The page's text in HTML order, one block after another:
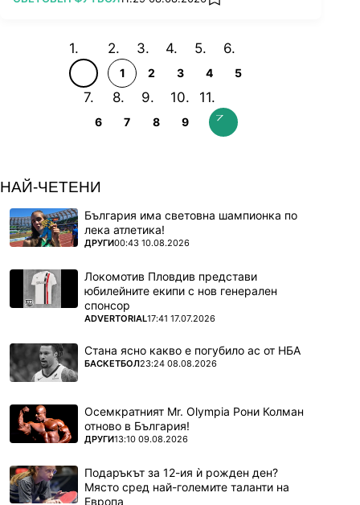
add favorites
1 2 3 4 5
6 7 8 9
НАЙ-ЧЕТЕНИ
България има световна шампионка по
лека атлетика!
ПОВЕЧЕ ОТ
ДРУГИ00:43 10.08.2026
Локомотив Пловдив представи
юбилейните екипи с нов генерален
спонсор
ПОВЕЧЕ ОТ
ADVERTORIAL17:41 17.07.2026
Стана ясно какво е погубило ас от НБА
ПОВЕЧЕ ОТ
БАСКЕТБОЛ23:24 08.08.2026
Осемкратният Mr. Olympia Рони Колман
отново в България!
ПОВЕЧЕ ОТ
ДРУГИ13:10 09.08.2026
Подаръкът за 12-ия ѝ рожден ден?
Място сред най-големите таланти на
Европа